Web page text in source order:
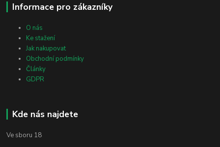
Informace pro zákazníky
O nás
Ke stažení
Jak nakupovat
Obchodní podmínky
Články
GDPR
Kde nás najdete
Ve sboru 18